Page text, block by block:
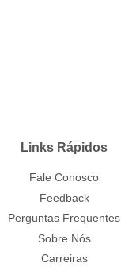
Links Rápidos
Fale Conosco
Feedback
Perguntas Frequentes
Sobre Nós
Carreiras